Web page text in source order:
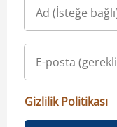
Gizlilik Politikası